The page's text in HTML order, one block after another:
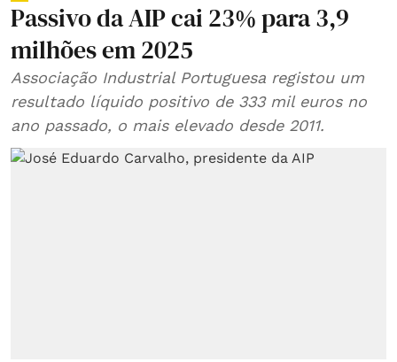
Passivo da AIP cai 23% para 3,9
milhões em 2025
Associação Industrial Portuguesa registou um
resultado líquido positivo de 333 mil euros no
ano passado, o mais elevado desde 2011.